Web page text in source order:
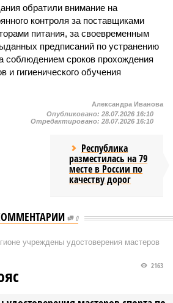
обратили внимание на
контроля за поставщиками
питания, за своевременным
предписаний по устранению
соблюдением сроков прохождения
и гигиенического обучения
Александра Иванова
Опубликовано: 28.07.2026 16:10
Отредактировано: 28.07.2026 16:10
Республика
разместилась на 79
месте в России по
качеству дорог
0
учреждены удостоверения мастеров
2163